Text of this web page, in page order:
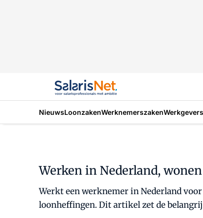
NieuwsLoonzakenWerknemerszaken
Werken in Nederland,
Werkt een werknemer in Nederland
loonheffingen. Dit artikel zet de